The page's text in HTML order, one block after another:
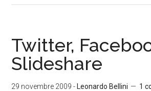
Twitter,
Slideshare
29 novembre 2009 - Leonardo Bellini
1